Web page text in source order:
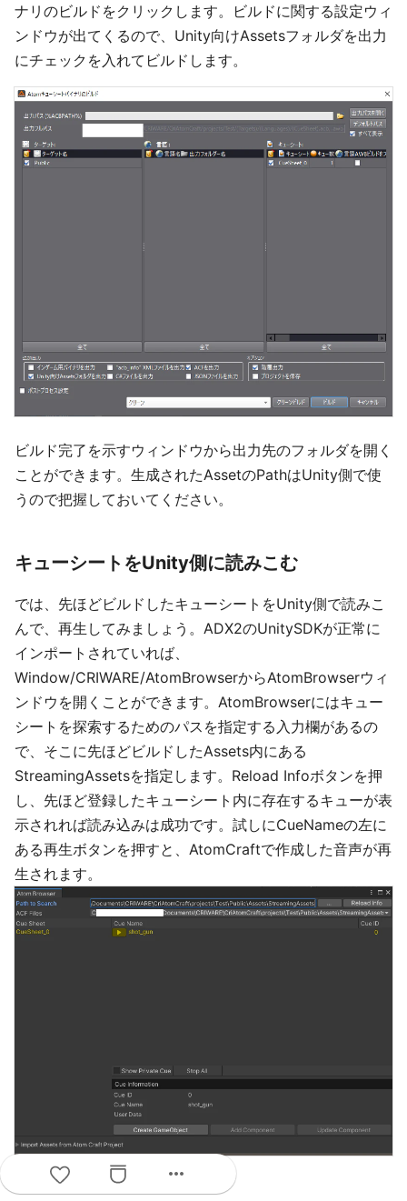
ナリのビルドをクリックします。ビルドに関する設定ウィ
ンドウが出てくるので、Unity向けAssetsフォルダを出力
にチェックを入れてビルドします。
ビルド完了を示すウィンドウから出力先のフォルダを開く
ことができます。生成されたAssetのPathはUnity側で使
うので把握しておいてください。
キューシートをUnity側に読みこむ
では、先ほどビルドしたキューシートをUnity側で読みこ
んで、再生してみましょう。ADX2のUnitySDKが正常に
インポートされていれば、
Window/CRIWARE/AtomBrowserからAtomBrowserウィ
ンドウを開くことができます。AtomBrowserにはキュー
シートを探索するためのパスを指定する入力欄があるの
で、そこに先ほどビルドしたAssets内にある
StreamingAssetsを指定します。Reload Infoボタンを押
し、先ほど登録したキューシート内に存在するキューが表
示されれば読み込みは成功です。試しにCueNameの左に
ある再生ボタンを押すと、AtomCraftで作成した音声が再
生されます。
more_horiz